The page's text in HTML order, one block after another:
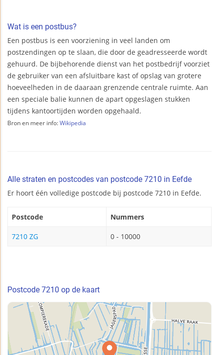
Wat is een postbus?
Een postbus is een voorziening in veel landen om
postzendingen op te slaan, die door de geadresseerde wordt
gehuurd. De bijbehorende dienst van het postbedrijf voorziet
de gebruiker van een afsluitbare kast of opslag van grotere
hoeveelheden in de daaraan grenzende centrale ruimte. Aan
een speciale balie kunnen de apart opgeslagen stukken
tijdens kantoortijden worden opgehaald.
Bron en meer info: Wikipedia
Alle straten en postcodes van postcode 7210 in Eefde
Er hoort één volledige postcode bij postcode 7210 in Eefde.
Postcode Nummers
7210 ZG 0 - 10000
Postcode 7210 op de kaart